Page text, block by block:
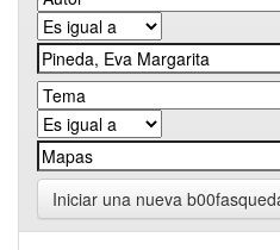
Iniciar una nueva